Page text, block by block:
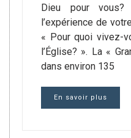
Dieu pour
l’expérience de
« Pour quoi vivez-
l’Église? ». La «
dans environ 135
En savoir plus